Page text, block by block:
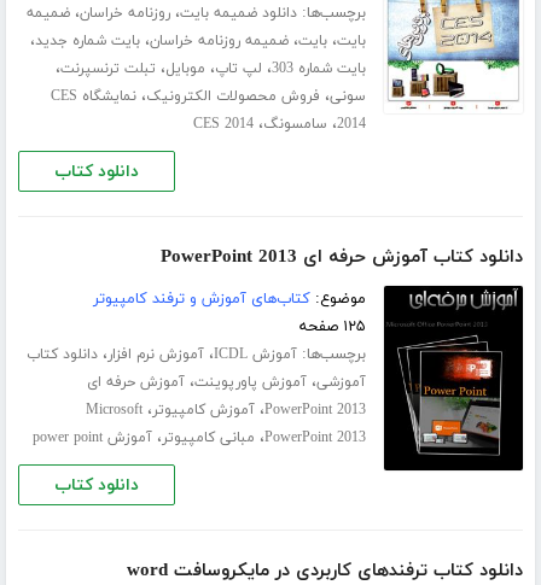
برچسب‌ها:دانلود ضمیمه بایت،روزنامه خراسان،ضمیمه
بایت،بایت،ضمیمه روزنامه خراسان،بایت شماره جدید،
بایت شماره 303 ، لپ تاپ، موبایل، تبلت ترنسپرنت،
سونی، فروش محصولات الکترونیک،
نمایشگاه CES
2014، سامسونگ،CES 2014
دانلود کتاب
دانلود کتاب آموزش حرفه ای PowerPoint 2013
موضوع:کتاب‌های آموزش و ترفند کامپیوتر
۱۲۵ صفحه
برچسب‌ها:آموزش ICDL ،آموزش نرم افزار،دانلود کتاب
آموزشی،آموزش پاورپوینت،آموزش حرفه ای
PowerPoint 2013،آموزش کامپیوتر،Microsoft
PowerPoint 2013، مبانی کامپیوتر،آموزش power point
دانلود کتاب
دانلود کتاب ترفندهای کاربردی در مایکروسافت word